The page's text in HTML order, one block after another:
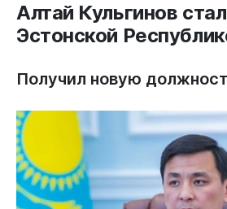
Алтай Кульгинов
Эстонской
Получил новую